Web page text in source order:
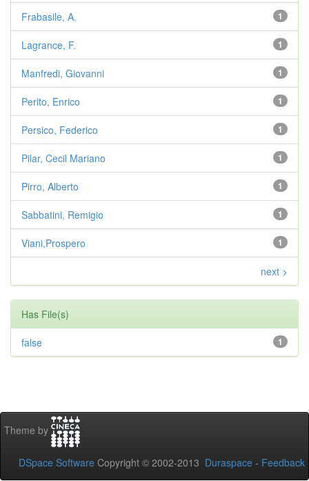
1
Frabasile, A.
1
Lagrance, F.
1
Manfredi, Giovanni
1
Perito, Enrico
1
Persico, Federico
1
Pilar, Cecil Mariano
1
Pirro, Alberto
1
Sabbatini, Remigio
1
Viani,Prospero
next >
Has File(s)
1
false
Theme by
DSpace Software Copyright © 2002-2013 Duraspace - Feedback